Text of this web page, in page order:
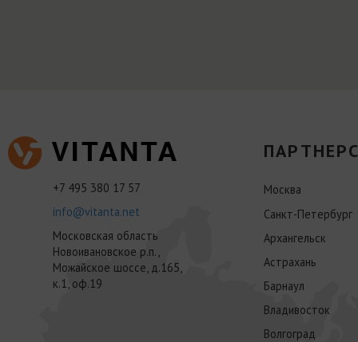
+7 495 380 17 57
info@vitanta.net
Московская область
Новоивановское р.п.,
Можайское шоссе, д.165,
к.1, оф.19
Москва
Санкт-Петербург
Архангельск
Астрахань
Барнаул
Владивосток
Волгоград